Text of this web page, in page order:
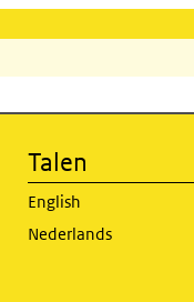
Talen
English
Nederlands